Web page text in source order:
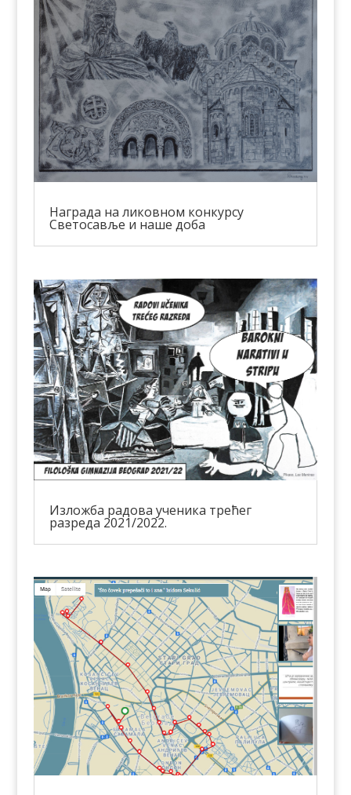
Награда на ликовном конкурсу
Светосавље и наше доба
Изложба радова ученика трећег
разреда 2021/2022.